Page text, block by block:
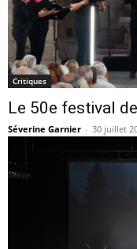
Critiques
Le 50e festival
Séverine Garnier - 30 juillet